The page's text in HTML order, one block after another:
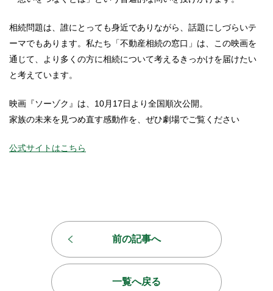
相続問題は、誰にとっても身近でありながら、話題にしづらいテ
ーマでもあります。私たち「不動産相続の窓口」は、この映画を
通じて、より多くの方に相続について考えるきっかけを届けたい
と考えています。
映画『ソーゾク』は、10月17日より全国順次公開。
家族の未来を見つめ直す感動作を、ぜひ劇場でご覧ください
公式サイトはこちら
前の記事へ
一覧へ戻る